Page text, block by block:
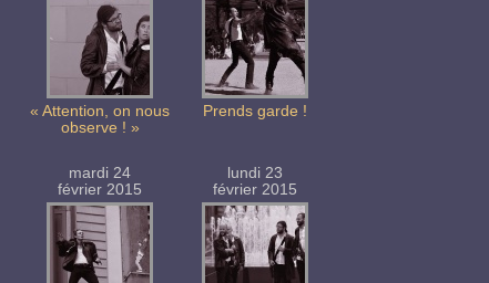
« Attention, on nous
observe ! »
Prends garde !
mardi 24
février 2015
lundi 23
février 2015